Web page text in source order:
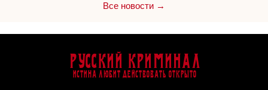
Все новости →
Русский Криминал
Истина любит действовать открыто